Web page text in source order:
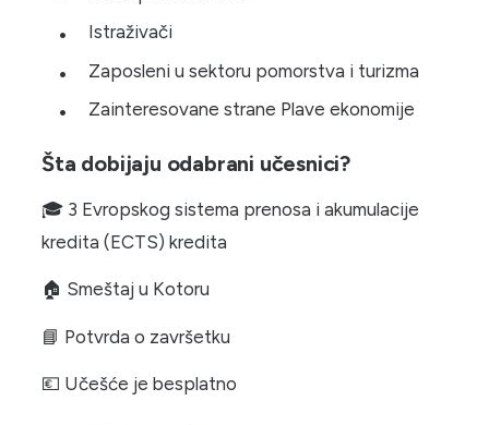
Istraživači
Zaposleni u sektoru pomorstva i turizma
Zainteresovane strane Plave ekonomije
Šta dobijaju odabrani učesnici?
🎓 3 Evropskog sistema prenosa i akumulacije
kredita (ECTS) kredita
🏠 Smeštaj u Kotoru
📘 Potvrda o završetku
💶 Učešće je besplatno